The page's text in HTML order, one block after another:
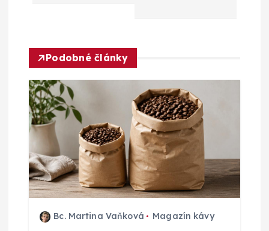
e
p
r
o
p
ř
Podobné články
Bc. Martina Vaňková Magazín kávy